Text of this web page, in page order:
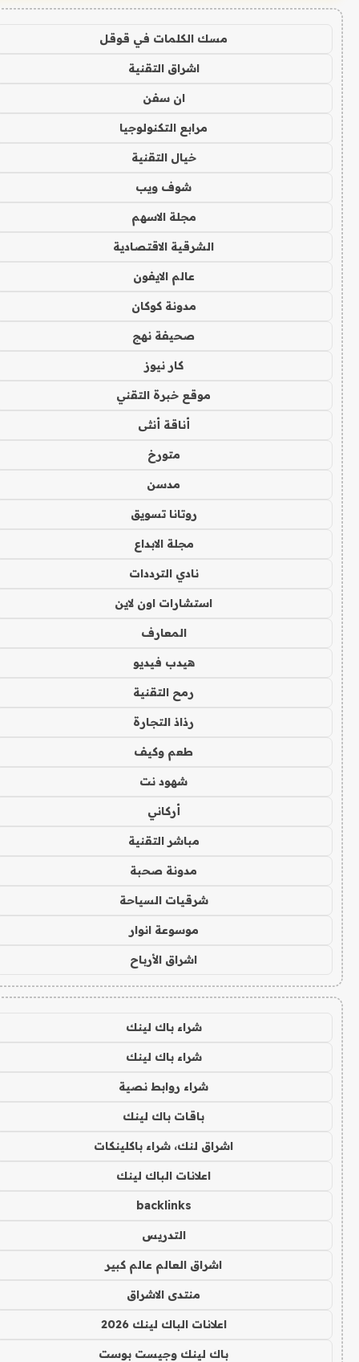
مسك الكلمات في قوقل
اشراق التقنية
ان سفن
مرابع التكنولوجيا
خيال التقنية
شوف ويب
مجلة الاسهم
الشرقية الاقتصادية
عالم الايفون
مدونة كوكان
صحيفة نهج
كار نيوز
موقع خبرة التقني
أناقة أنثى
متورخ
مدسن
روتانا تسويق
مجلة الابداع
نادي الترددات
استشارات اون لاين
المعارف
هيدب فيديو
رمح التقنية
رذاذ التجارة
طعم وكيف
شهود نت
أركاني
مباشر التقنية
مدونة صحبة
شرقيات السياحة
موسوعة انوار
اشراق الأرباح
شراء باك لينك
شراء باك لينك
شراء روابط نصية
باقات باك لينك
اشراق لنك، شراء باكلينكات
اعلانات الباك لينك
backlinks
التدريس
اشراق العالم عالم كبير
منتدى الاشراق
اعلانات الباك لينك 2026
باك لينك وجيست بوست